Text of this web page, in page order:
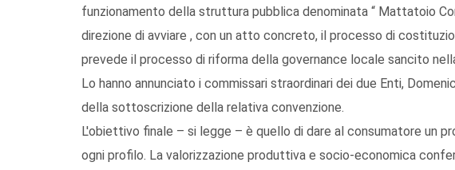
funzionamento della struttura pubblica denominata “ Mattatoio
direzione di avviare , con un atto concreto, il processo di
prevede il processo di riforma della governance locale sancito
Lo hanno annunciato i commissari straordinari dei due Enti,
della sottoscrizione della relativa convenzione.
L'obiettivo finale – si legge – è quello di dare al consumatore un
ogni profilo. La valorizzazione produttiva e socio-economica